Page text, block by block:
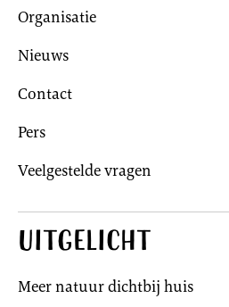
Organisatie
Nieuws
Contact
Pers
Veelgestelde vragen
Uitgelicht
Meer natuur dichtbij huis